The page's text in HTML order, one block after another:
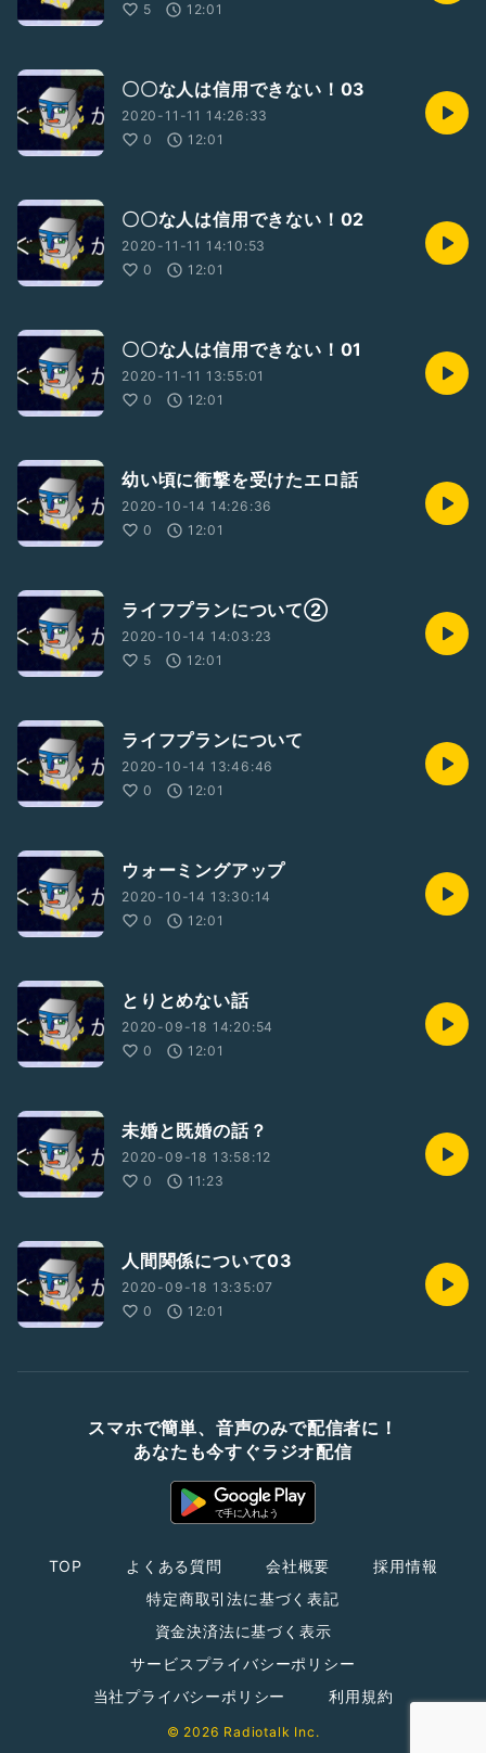
5
12:01
〇〇な人は信用できない！03
2020-11-11 14:26:33
0
12:01
〇〇な人は信用できない！02
2020-11-11 14:10:53
0
12:01
〇〇な人は信用できない！01
2020-11-11 13:55:01
0
12:01
幼い頃に衝撃を受けたエロ話
2020-10-14 14:26:36
0
12:01
ライフプランについて②
2020-10-14 14:03:23
5
12:01
ライフプランについて
2020-10-14 13:46:46
0
12:01
ウォーミングアップ
2020-10-14 13:30:14
0
12:01
とりとめない話
2020-09-18 14:20:54
0
12:01
未婚と既婚の話？
2020-09-18 13:58:12
0
11:23
人間関係について03
2020-09-18 13:35:07
0
12:01
スマホで簡単、音声のみで配信者に！
あなたも今すぐラジオ配信
TOP よくある質問 会社概要
採用情報
特定商取引法に基づく表記
資金決済法に基づく表示
サービスプライバシーポリシー
当社プライバシーポリシー
利用規約
© 2026 Radiotalk Inc.